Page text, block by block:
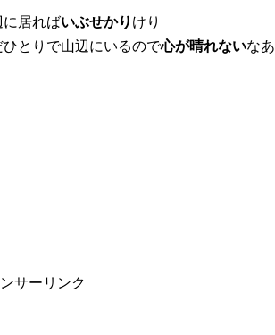
に居ればいぶせかり けり
とりで山辺にいるので心が晴れないなあ
サーリンク